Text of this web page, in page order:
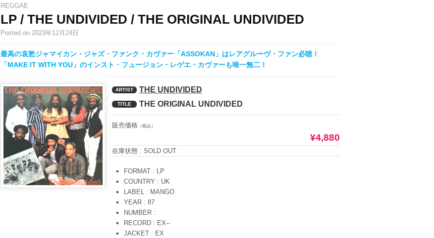
REGGAE
LP / THE UNDIVIDED / THE ORIGINAL UNDIVIDED
Posted on 2023年12月24日
最高の哀愁ジャマイカン・ジャズ・ファンク・カヴァー「ASSOKAN」はレアグルーヴ・ファン必聴！
「MAKE IT WITH YOU」のインスト・フュージョン・レゲエ・カヴァーも唯一無二！
ARTIST THE UNDIVIDED
TITLE THE ORIGINAL UNDIVIDED
販売価格（税込）
¥4,880
在庫状態 : SOLD OUT
FORMAT : LP
COUNTRY : UK
LABEL : MANGO
YEAR : 87
NUMBER :
RECORD : EX--
JACKET : EX